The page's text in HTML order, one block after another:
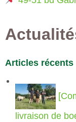
Articles récents
livraison de